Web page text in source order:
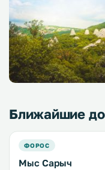
Ближайшие
ФОРОС
Мыс Сарыч